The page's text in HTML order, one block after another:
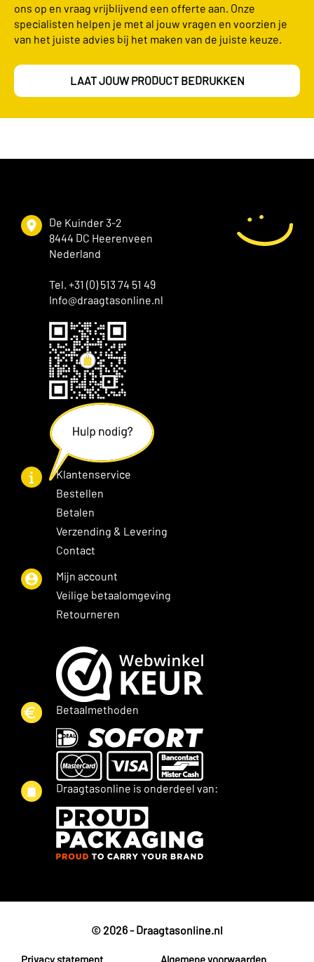
ons op en vraag vrijblijvend een offerte aan. Onze
specialisten helpen je met al jouw vragen en voorzien je
van het juiste advies bij het maken van de juiste keuze.
LAAT JOUW PRODUCT BEDRUKKEN
De Kuinder 3-2
8444 DC Heerenveen
Nederland
Tel. +31 (0) 513 74 51 49
Info@draagtasonline.nl
Klantenservice
Bestellen
Betalen
Verzending & Levering
Contact
Mijn account
Veilige betaalomgeving
Retourneren
Betaalmethoden
Draagtasonline is onderdeel van:
© 2026 - Draagtasonline.nl
Privacy statement Algemene voorwaarden